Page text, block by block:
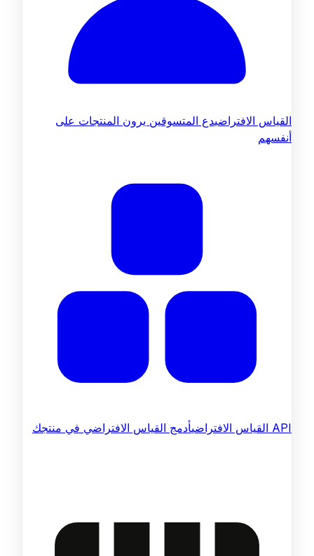
القياس الافتراضيدع المتسوقين يرون المنتجات على
أنفسهم
API القياس الافتراضي أدمج القياس الافتراضي في منتجك